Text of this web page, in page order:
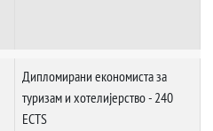
Дипломирани економиста за
туризам и хотелијерство - 240
ECTS